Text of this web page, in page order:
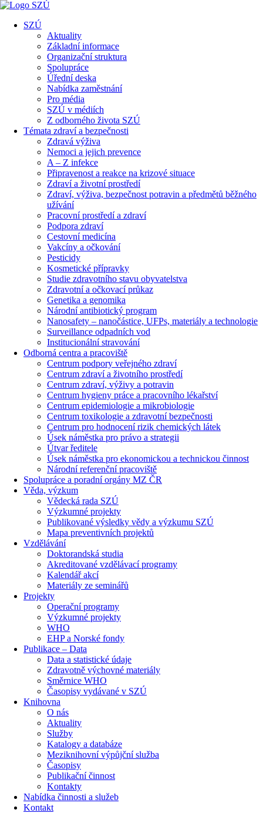
SZÚ
Aktuality
Základní informace
Organizační struktura
Spolupráce
Úřední deska
Nabídka zaměstnání
Pro média
SZÚ v médiích
Z odborného života SZÚ
Témata zdraví a bezpečnosti
Zdravá výživa
Nemoci a jejich prevence
A – Z infekce
Připravenost a reakce na krizové situace
Zdraví a životní prostředí
Zdraví, výživa, bezpečnost potravin a předmětů běžného
užívání
Pracovní prostředí a zdraví
Podpora zdraví
Cestovní medicína
Vakcíny a očkování
Pesticidy
Kosmetické přípravky
Studie zdravotního stavu obyvatelstva
Zdravotní a očkovací průkaz
Genetika a genomika
Národní antibiotický program
Nanosafety – nanočástice, UFPs, materiály a technologie
Surveillance odpadních vod
Institucionální stravování
Odborná centra a pracoviště
Centrum podpory veřejného zdraví
Centrum zdraví a životního prostředí
Centrum zdraví, výživy a potravin
Centrum hygieny práce a pracovního lékařství
Centrum epidemiologie a mikrobiologie
Centrum toxikologie a zdravotní bezpečnosti
Centrum pro hodnocení rizik chemických látek
Úsek náměstka pro právo a strategii
Útvar ředitele
Úsek náměstka pro ekonomickou a technickou činnost
Národní referenční pracoviště
Spolupráce a poradní orgány MZ ČR
Věda, výzkum
Vědecká rada SZÚ
Výzkumné projekty
Publikované výsledky vědy a výzkumu SZÚ
Mapa preventivních projektů
Vzdělávání
Doktorandská studia
Akreditované vzdělávací programy
Kalendář akcí
Materiály ze seminářů
Projekty
Operační programy
Výzkumné projekty
WHO
EHP a Norské fondy
Publikace – Data
Data a statistické údaje
Zdravotně výchovné materiály
Směrnice WHO
Časopisy vydávané v SZÚ
Knihovna
O nás
Aktuality
Služby
Katalogy a databáze
Meziknihovní výpůjční služba
Časopisy
Publikační činnost
Kontakty
Nabídka činnosti a služeb
Kontakt